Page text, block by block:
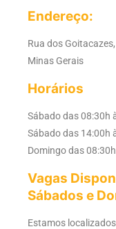
Endereço:
Rua dos
Minas Gerais
Horários
Sábado das 08:30h
Sábado das 14:00h
Domingo das
Vagas
Sábados e
Estamos